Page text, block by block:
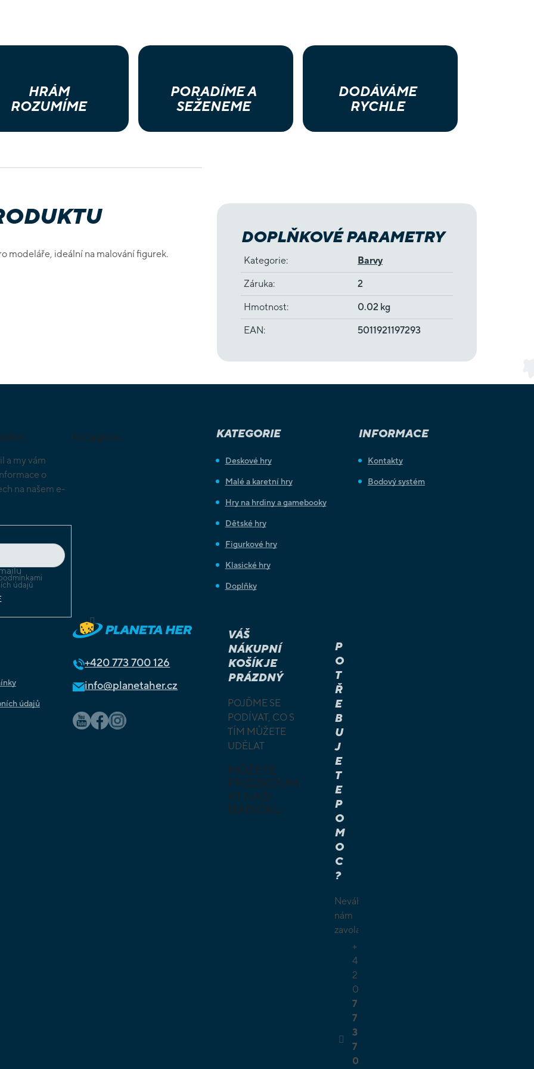
HRÁM
ROZUMÍME
PORADÍME A
SEŽENEME
DODÁVÁME
RYCHLE
modeláře, ideální na malování figurek.
DOPLŇKOVÉ PARAMETRY
Kategorie: Barvy
Záruka: 2
Hmotnost: 0.02 kg
EAN: 5011921197293
a my vám
o
na našem e-
údajů
Instagram KATEGORIE
Deskové hry
Malé a karetní hry
Hry na hrdiny a gamebooky
Dětské hry
Figurkové hry
Klasické hry
Doplňky
INFORMACE
Kontakty
Bodový systém
údajů
+420773 700 126
info@planetaher.cz
VÁŠ
NÁKUPNÍ
KOŠÍK JE
PRÁZDNÝ
POJĎME SE
PODÍVAT, CO S
TÍM MŮŽETE
UDĚLAT
MŮŽETE
PROZKOUM
AT NAŠI
NABÍDKU
P
O
T
Ř
E
B
U
J
E
T
E
P
O
M
O
C
?
Neváhejte
nám
zavolat.
+
4
2
0
7
7
3
7
0